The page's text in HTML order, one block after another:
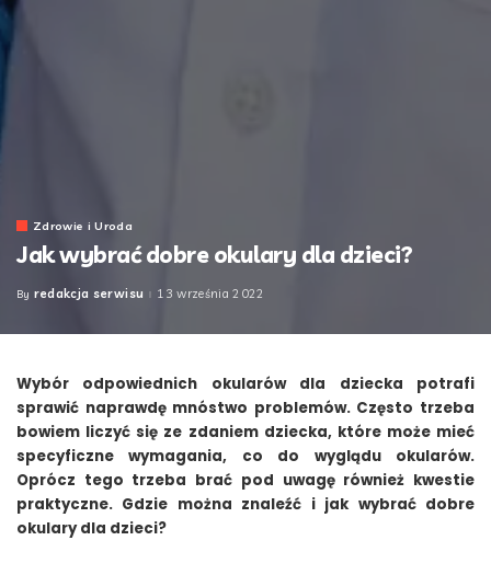
Zdrowie i Uroda
Jak wybrać dobre okulary dla dzieci?
Posted
By redakcja serwisu 13 września 2022
Wybór odpowiednich okularów dla dziecka potrafi
sprawić naprawdę mnóstwo problemów. Często trzeba
bowiem liczyć się ze zdaniem dziecka, które może mieć
specyficzne wymagania, co do wyglądu okularów.
Oprócz tego trzeba brać pod uwagę również kwestie
praktyczne. Gdzie można znaleźć i jak wybrać dobre
okulary dla dzieci?